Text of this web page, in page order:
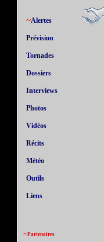
~Alertes
Prévision
Tornades
Dossiers
Interviews
Photos
Vidéos
Récits
Météo
Outils
Liens
~Partenaires